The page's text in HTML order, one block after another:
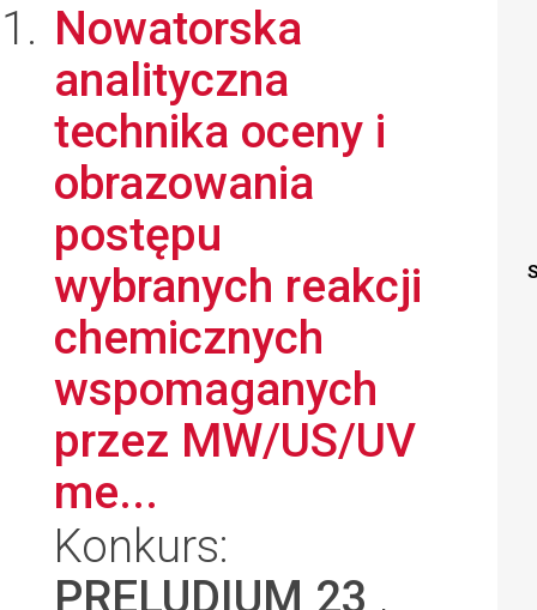
Nowatorska
analityczna
technika oceny i
obrazowania
postępu
wybranych reakcji
chemicznych
wspomaganych
przez MW/US/UV
me...
Konkurs:
PRELUDIUM 23 ,